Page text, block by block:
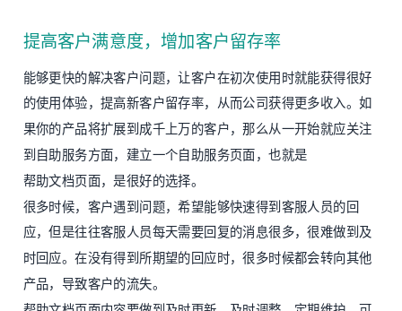
提高客户满意度，增加客户留存率
能够更快的解决客户问题，让客户在初次使用时就能获得很好
的使用体验，提高新客户留存率，从而公司获得更多收入。如
果你的产品将扩展到成千上万的客户，那么从一开始就应关注
到自助服务方面，建立一个自助服务页面，也就是
帮助文档页面，是很好的选择。
很多时候，客户遇到问题，希望能够快速得到客服人员的回
应，但是往往客服人员每天需要回复的消息很多，很难做到及
时回应。在没有得到所期望的回应时，很多时候都会转向其他
产品，导致客户的流失。